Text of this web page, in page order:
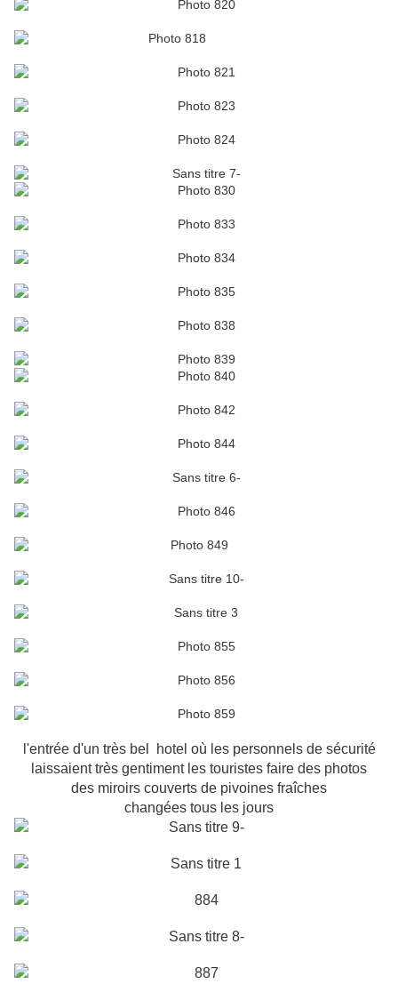
l'entrée d'un très bel hotel où les personnels de sécurité
laissaient très gentiment les touristes faire des photos
des miroirs couverts de pivoines fraîches
changées tous les jours